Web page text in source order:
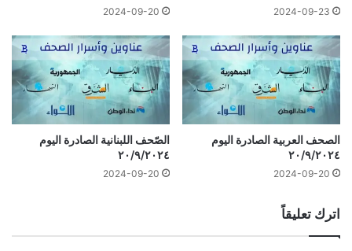
2024-09-23
2024-09-20
الصحف العربية الصادرة اليوم
٢٠/٩/٢٠٢٤
2024-09-20
الصّحف اللبنانية الصادرة اليوم
٢٠/٩/٢٠٢٤
2024-09-20
اترك تعليقاً